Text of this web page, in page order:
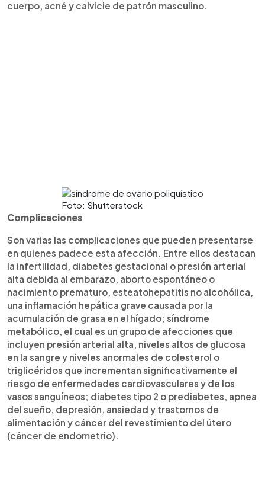
cuerpo, acné y calvicie de patrón masculino.
Foto: Shutterstock
Complicaciones
Son varias las complicaciones que pueden presentarse
en quienes padece esta afección. Entre ellos destacan
la infertilidad, diabetes gestacional o presión arterial
alta debida al embarazo, aborto espontáneo o
nacimiento prematuro, esteatohepatitis no alcohólica,
una inflamación hepática grave causada por la
acumulación de grasa en el hígado; síndrome
metabólico, el cual es un grupo de afecciones que
incluyen presión arterial alta, niveles altos de glucosa
en la sangre y niveles anormales de colesterol o
triglicéridos que incrementan significativamente el
riesgo de enfermedades cardiovasculares y de los
vasos sanguíneos; diabetes tipo 2 o prediabetes, apnea
del sueño, depresión, ansiedad y trastornos de
alimentación y cáncer del revestimiento del útero
(cáncer de endometrio).